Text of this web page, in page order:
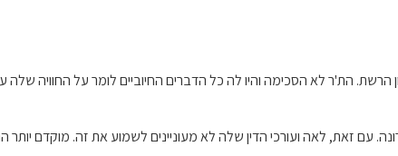
הת'ר לא הסכימה והיו לה כל הדברים החיוביים לומר על החוויה שלה
עם זאת, לאה ועורכי הדין שלה לא מעוניינים לשמוע את זה. מוקדם יותר